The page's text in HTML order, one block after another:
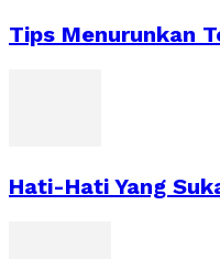
Tips Menurunkan
Hati-Hati Yang